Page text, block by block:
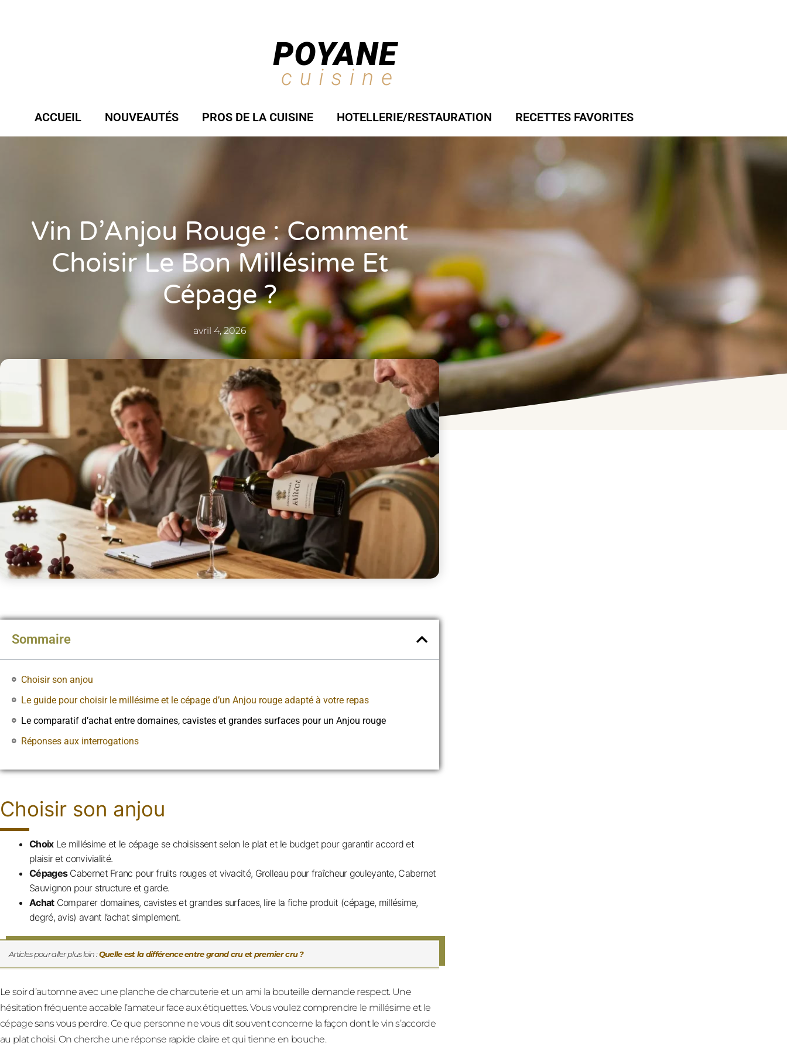
ACCUEIL NOUVEAUTÉS PROS DE LA CUISINE HOTELLERIE/RESTAURATION RECETTES FAVORITES
Vin D’Anjou Rouge : Comment
Choisir Le Bon Millésime Et
Cépage ?
avril 4, 2026
Sommaire
Choisir son anjou
Le guide pour choisir le millésime et le cépage d’un Anjou rouge adapté à votre repas
Le comparatif d’achat entre domaines, cavistes et grandes surfaces pour un Anjou rouge
Réponses aux interrogations
Choisir son anjou
ChoixLe millésime et le cépage se choisissent selon le plat et le budget pour garantir accord et
plaisir et convivialité.
CépagesCabernet Franc pour fruits rouges et vivacité, Grolleau pour fraîcheur gouleyante, Cabernet
Sauvignon pour structure et garde.
AchatComparer domaines, cavistes et grandes surfaces, lire la fiche produit (cépage, millésime,
degré, avis) avant l’achat simplement.
Articles pour aller plus loin :Quelle est la différence entre grand cru et premier cru ?
Le soir d’automne avec une planche de charcuterie et un ami la bouteille demande respect. Une
hésitation fréquente accable l’amateur face aux étiquettes. Vous voulez comprendre le millésime et le
cépage sans vous perdre. Ce que personne ne vous dit souvent concerne la façon dont le vin s’accorde
au plat choisi. On cherche une réponse rapide claire et qui tienne en bouche.